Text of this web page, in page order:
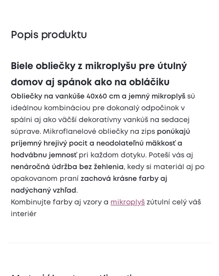
Popis produktu
Biele obliečky z mikroplyšu pre útulný
domov aj spánok ako na obláčiku
Obliečky na vankúše 40x60 cm a jemný mikroplyš sú
ideálnou kombináciou pre dokonalý odpočinok v
spálni aj ako väčší dekoratívny vankúš na sedacej
súprave. Mikroflanelové obliečky na zips ponúkajú
príjemný hrejivý pocit a neodolateľnú mäkkosť a
hodvábnu jemnosť pri každom dotyku. Poteší vás aj
nenáročná údržba bez žehlenia , kedy si materiál aj po
opakovanom pranízachová krásne farby aj
nadýchaný vzhľad .
Kombinujte farby aj vzory a
mikroplyš zútulní celý váš
interiér